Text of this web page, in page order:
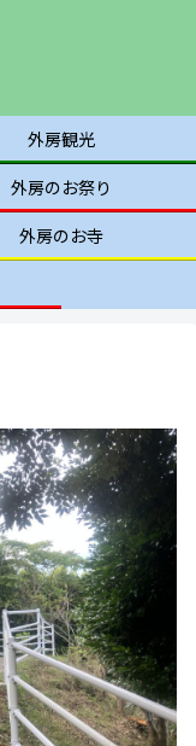
外房観光
外房のお祭り
外房のお寺